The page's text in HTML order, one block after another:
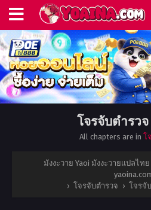
โจรจับตำรว
All chapters are in โ
มังงะวาย Yaoi มังงะวายแปลไท
› โจรจับตำรวจ › โจรจั